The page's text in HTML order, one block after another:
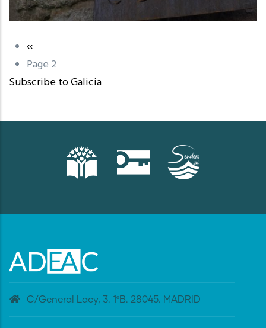
Poio (Pontevedra)
Pagination
Previous
page
‹‹
Page 2
Subscribe to Galicia
C/General Lacy, 3. 1ºB. 28045. MADRID